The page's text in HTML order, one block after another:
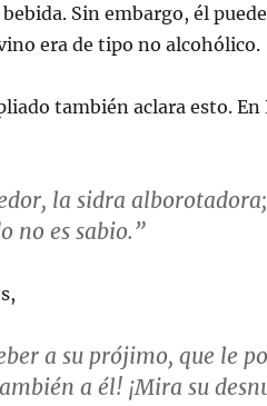
Sin embargo, él
era de tipo no alcohólico.
también aclara esto. En
la sidra
no es sabio.”
a su prójimo, que le
a él! ¡Mira su